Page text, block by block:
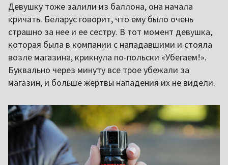
Девушку тоже залили из баллона, она начала
кричать. Беларус говорит, что ему было очень
страшно за нее и ее сестру. В тот момент девушка,
которая была в компании с нападавшими и стояла
возле магазина, крикнула по-польски «Убегаем!».
Буквально через минуту все трое убежали за
магазин, и больше жертвы нападения их не видели.